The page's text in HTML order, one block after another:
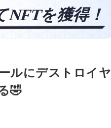
ルにデストロイヤ
🤣